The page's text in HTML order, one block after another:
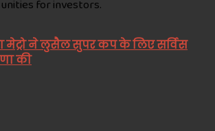
for investors.
मेट्रो ने लुसैल सुपर कप के लिए सर्विस
की